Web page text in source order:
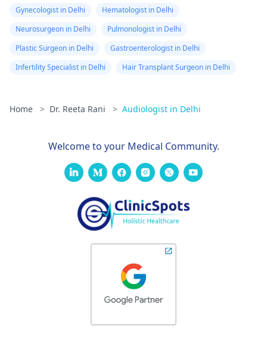
Gynecologist in Delhi
Hematologist in Delhi
Neurosurgeon in Delhi
Pulmonologist in Delhi
Plastic Surgeon in Delhi
Gastroenterologist in Delhi
Infertility Specialist in Delhi
Hair Transplant Surgeon in Delhi
Home > Dr. Reeta Rani > Audiologist in Delhi
Welcome to your Medical Community.